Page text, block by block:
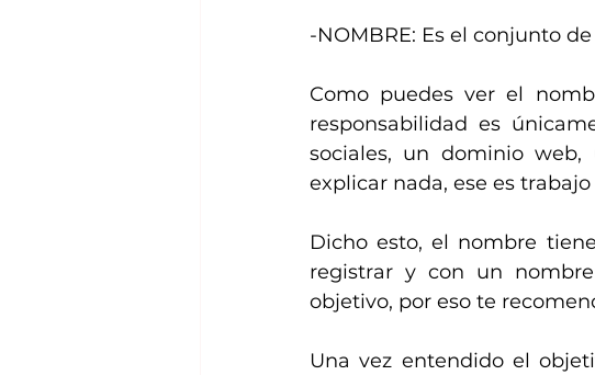
-NOMBRE: Es el conjunto
Como puedes ver el
responsabilidad es
sociales, un dominio
explicar nada, ese es
Dicho esto, el nombre
registrar y con un
objetivo, por eso te
Una vez entendido el